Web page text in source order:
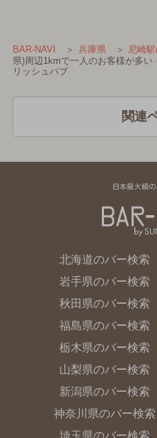
BAR-NAVI 兵庫県 尼崎
県)周辺1kmで一人のお客様が多い
リッシュパブ
関連
北海道のバー検索
岩手県のバー検索
秋田県のバー検索
福島県のバー検索
栃木県のバー検索
山梨県のバー検索
新潟県のバー検索
神奈川県のバー検索
埼玉県のバー検索